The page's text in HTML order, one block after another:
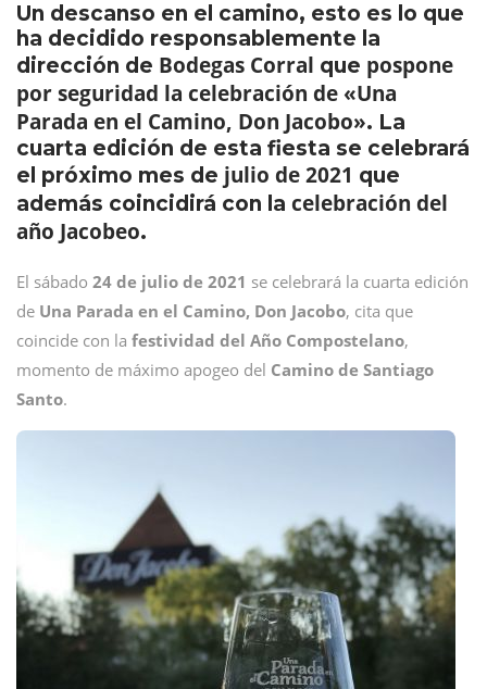
Un descanso en el camino, esto es lo que
ha decidido responsablemente la
dirección de Bodegas Corral que pospone
por seguridad la celebración de «Una
Parada en el Camino, Don Jacobo». La
cuarta edición de esta fiesta se celebrará
el próximo mes de julio de 2021 que
además coincidirá con la celebración del
año Jacobeo.
El sábado 24 de julio de 2021 se celebrará la cuarta edición
de Una Parada en el Camino, Don Jacobo, cita que
coincide con la festividad del Año Compostelano,
momento de máximo apogeo del Camino de Santiago
Santo.